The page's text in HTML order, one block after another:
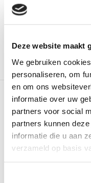
Deze website maakt
We gebruiken
personaliseren, om
en om ons
informatie over uw
partners voor social
partners kunnen
informatie die u aan
verzameld op basis
Vergelijk
€ 109,-
Bekijken
GROEN